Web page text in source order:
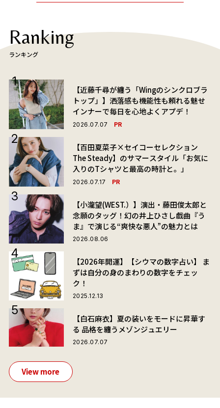
Ranking
ランキング
【近藤千尋が纏う「Wingのシンクロブラ
トップ」】洒落感も機能性も頼れる魅せ
インナーで毎日を心地よくアプデ！
2026.07.07 PR
【百田夏菜子×セイコーセレクション
The Steady】のサマースタイル「お気に
入りのTシャツと最高の時計と。」
2026.07.17 PR
【小瀧望(WEST.）】演出・藤田俊太郎と
念願のタッグ！幻の井上ひさし戯曲『う
ま』で演じる“爽快な悪人”の魅力とは
2026.08.06
【2026年開運】【シウマの数字占い】 ま
ずは自分の身のまわりの数字をチェッ
ク！
2025.12.13
【白石麻衣】夏の装いをモードに昇華す
る 品格を纏うメゾンジュエリー
2026.07.07
View more